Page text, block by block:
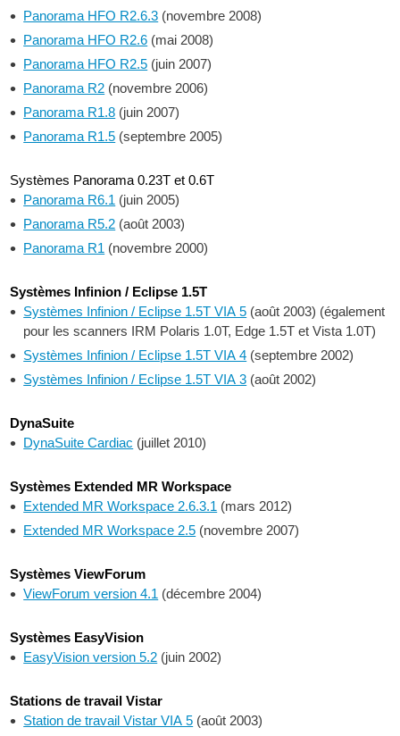
Panorama HFO R2.6.3 (novembre 2008)
Panorama HFO R2.6 (mai 2008)
Panorama HFO R2.5 (juin 2007)
Panorama R2 (novembre 2006)
Panorama R1.8 (juin 2007)
Panorama R1.5 (septembre 2005)
Systèmes Panorama 0.23T et 0.6T
Panorama R6.1 (juin 2005)
Panorama R5.2 (août 2003)
Panorama R1 (novembre 2000)
Systèmes Infinion / Eclipse 1.5T
Systèmes Infinion / Eclipse 1.5T VIA 5 (août 2003) (également
pour les scanners IRM Polaris 1.0T, Edge 1.5T et Vista 1.0T)
Systèmes Infinion / Eclipse 1.5T VIA 4 (septembre 2002)
Systèmes Infinion / Eclipse 1.5T VIA 3 (août 2002)
DynaSuite
DynaSuite Cardiac (juillet 2010)
Systèmes Extended MR Workspace
Extended MR Workspace 2.6.3.1 (mars 2012)
Extended MR Workspace 2.5 (novembre 2007)
Systèmes ViewForum
ViewForum version 4.1 (décembre 2004)
Systèmes EasyVision
EasyVision version 5.2 (juin 2002)
Stations de travail Vistar
Station de travail Vistar VIA 5 (août 2003)